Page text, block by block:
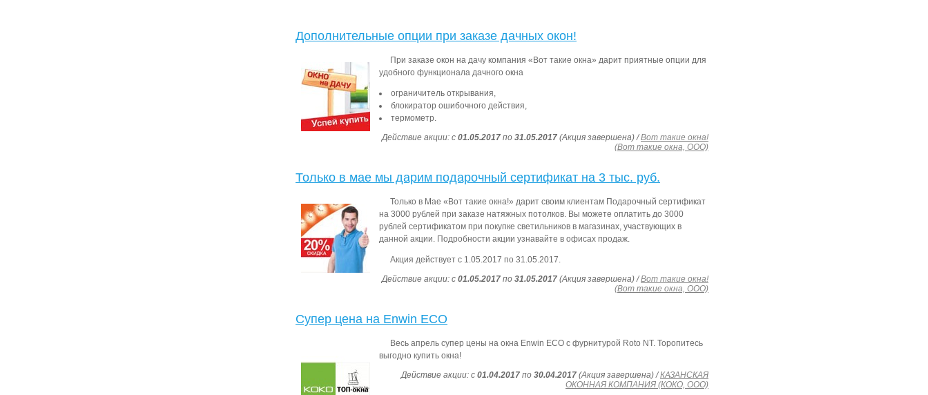
Дополнительные опции при заказе дачных окон!
При заказе окон на дачу компания «Вот такие окна» дарит приятные опции для
удобного функционала дачного окна
ограничитель открывания,
блокиратор ошибочного действия,
термометр.
Действие акции: с 01.05.2017 по 31.05.2017 (Акция завершена) /Вот такие окна!
(Вот такие окна, ООО)
Только в мае мы дарим подарочный сертификат на 3 тыс. руб.
Только в Мае «Вот такие окна!» дарит своим клиентам Подарочный сертификат
на 3000 рублей при заказе натяжных потолков. Вы можете оплатить до 3000
рублей сертификатом при покупке светильников в магазинах, участвующих в
данной акции. Подробности акции узнавайте в офисах продаж.
Акция действует с 1.05.2017 по 31.05.2017.
Действие акции: с 01.05.2017 по 31.05.2017 (Акция завершена) /Вот такие окна!
(Вот такие окна, ООО)
Супер цена на Enwin ECO
Весь апрель супер цены на окна Enwin ECO с фурнитурой Roto NT. Торопитесь
выгодно купить окна!
Действие акции: с 01.04.2017 по 30.04.2017 (Акция завершена) /КАЗАНСКАЯ
ОКОННАЯ КОМПАНИЯ (КОКО, ООО)